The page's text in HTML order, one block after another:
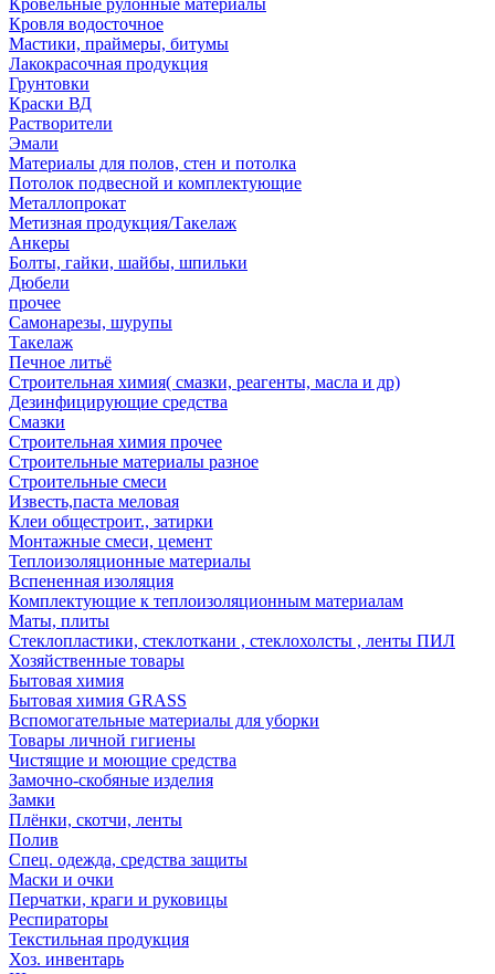
Кровельные рулонные материалы
Кровля водосточное
Мастики, праймеры, битумы
Лакокрасочная продукция
Грунтовки
Краски ВД
Растворители
Эмали
Материалы для полов, стен и потолка
Потолок подвесной и комплектующие
Металлопрокат
Метизная продукция/Такелаж
Анкеры
Болты, гайки, шайбы, шпильки
Дюбели
прочее
Самонарезы, шурупы
Такелаж
Печное литьё
Строительная химия( смазки, реагенты, масла и др)
Дезинфицирующие средства
Смазки
Строительная химия прочее
Строительные материалы разное
Строительные смеси
Известь,паста меловая
Клеи общестроит., затирки
Монтажные смеси, цемент
Теплоизоляционные материалы
Вспененная изоляция
Комплектующие к теплоизоляционным материалам
Маты, плиты
Стеклопластики, стеклоткани , стеклохолсты , ленты ПИЛ
Хозяйственные товары
Бытовая химия
Бытовая химия GRASS
Вспомогательные материалы для уборки
Товары личной гигиены
Чистящие и моющие средства
Замочно-скобяные изделия
Замки
Плёнки, скотчи, ленты
Полив
Спец. одежда, средства защиты
Маски и очки
Перчатки, краги и руковицы
Респираторы
Текстильная продукция
Хоз. инвентарь